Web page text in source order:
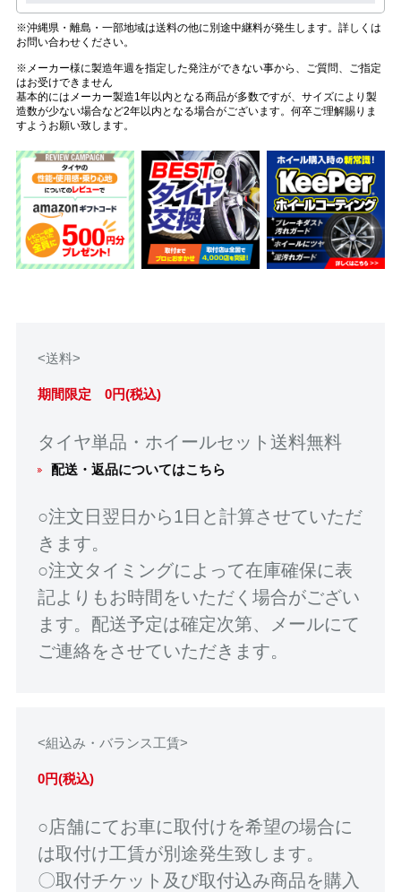
※沖縄県・離島・一部地域は送料の他に別途中継料が発生します。詳しくは
お問い合わせください。
※メーカー様に製造年週を指定した発注ができない事から、ご質問、ご指定
はお受けできません
基本的にはメーカー製造1年以内となる商品が多数ですが、サイズにより製
造数が少ない場合など2年以内となる場合がございます。何卒ご理解賜りま
すようお願い致します。
<送料>
期間限定 0円(税込)
タイヤ単品・ホイールセット送料無料
配送・返品についてはこちら
○注文日翌日から1日と計算させていただ
きます。
○注文タイミングによって在庫確保に表
記よりもお時間をいただく場合がござい
ます。配送予定は確定次第、メールにて
ご連絡をさせていただきます。
<組込み・バランス工賃>
0円(税込)
○店舗にてお車に取付けを希望の場合に
は取付け工賃が別途発生致します。
〇取付チケット及び取付込み商品を購入